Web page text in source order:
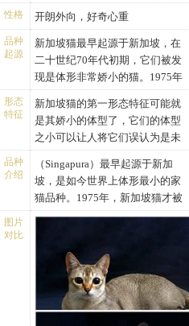
性格 开朗外向，好奇心重
品种
起源
新加坡猫最早起源于新加坡，在
二十世纪70年代初期，它们被发
现是体形非常娇小的猫。1975年
Tommy回到了美国，并带回了3只
新加坡猫，开始了繁育。在1981
年由Hal和Tommy向CFA提出申
请，并得到了CFA的允许，从此新
加坡猫开始了在CFA的注册和繁
育，直到1988年，新加坡猫终于
得到了CFA的肯定与认可，并允许
新加坡猫参加冠军赛。
形态
特征
新加坡猫的第一形态特征可能就
是其娇小的体型了，它们的体型
之小可以让人将它们误认为是未
发育成熟的猫咪，一般情况下，
它们的体重不会超过3kg，足以看
出它们是有多小了吧。除
了“小”之外，新加坡猫也有其固
新加坡猫形态特征详细描述
头部：圆形，额上有M字斑纹标
眼睛：杏仁眼，大，颜色为榛子
品种
介绍
（Singapura）最早起源于新加
坡，是如今世界上体形最小的家
猫品种。1975年，新加坡猫才被
带入美国，从此为世界各国所
忠诚，好奇心旺盛且动作敏捷。
新加坡猫，英文名Singapula，原
产新加坡。体型小巧玲珑，肌肉
结实，在猫中属侏儒一类，，成
图片
对比